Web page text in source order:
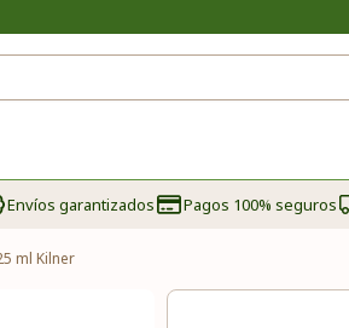
Envíos garantizados Pagos 100% seguros
ml Kilner